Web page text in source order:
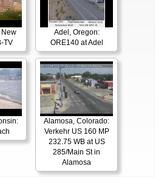
TV
Adel, Oregon:
ORE140 at Adel
Alamosa, Colorado:
Verkehr US 160 MP
232.75 WB at US
285/Main St in
Alamosa